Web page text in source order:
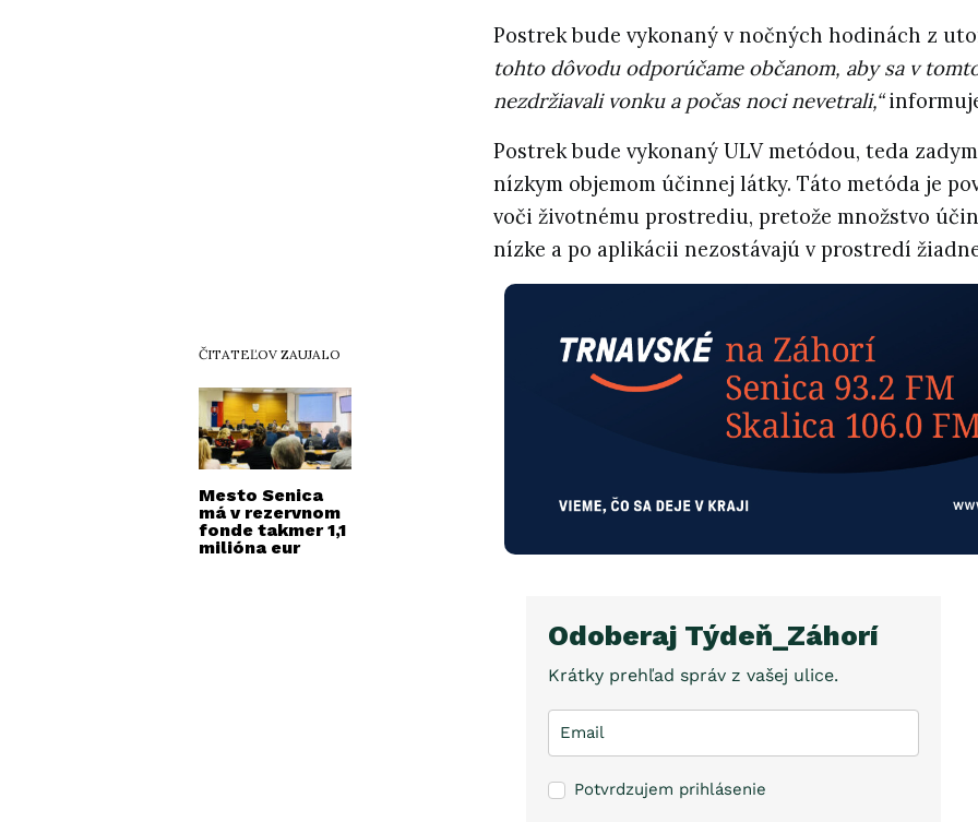
ČITATEĽOV ZAUJALO
Mesto Senica
má v rezervnom
fonde takmer 1,1
milióna eur
Postrek bude vykonaný v nočných hodinách z
tohto dôvodu odporúčame občanom, aby sa v
nezdržiavali vonku a počas noci nevetrali,“
Postrek bude vykonaný ULV metódou, teda
nízkym objemom účinnej látky. Táto metóda je
voči životnému prostrediu, pretože množstvo
nízke a po aplikácii nezostávajú v prostredí
Odoberaj Týdeň_Záhorí
Krátky prehľad správ z vašej ulice.
Potvrdzujem prihlásenie